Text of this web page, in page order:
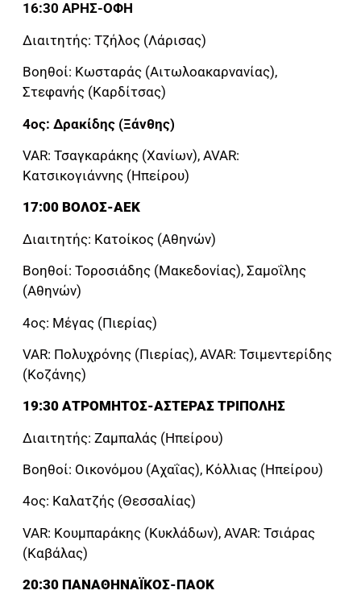
16:30 ΑΡΗΣ-ΟΦΗ
Διαιτητής: Τζήλος (Λάρισας)
Βοηθοί: Κωσταράς (Αιτωλοακαρνανίας),
Στεφανής (Καρδίτσας)
4ος: Δρακίδης (Ξάνθης)
VAR: Τσαγκαράκης (Χανίων), AVAR:
Κατσικογιάννης (Ηπείρου)
17:00 ΒΟΛΟΣ-ΑΕΚ
Διαιτητής: Κατοίκος (Αθηνών)
Βοηθοί: Τοροσιάδης (Μακεδονίας), Σαμοΐλης
(Αθηνών)
4ος: Μέγας (Πιερίας)
VAR: Πολυχρόνης (Πιερίας), AVAR: Τσιμεντερίδης
(Κοζάνης)
19:30 ΑΤΡΟΜΗΤΟΣ-ΑΣΤΕΡΑΣ ΤΡΙΠΟΛΗΣ
Διαιτητής: Ζαμπαλάς (Ηπείρου)
Βοηθοί: Οικονόμου (Αχαΐας), Κόλλιας (Ηπείρου)
4ος: Καλατζής (Θεσσαλίας)
VAR: Κουμπαράκης (Κυκλάδων), AVAR: Τσιάρας
(Καβάλας)
20:30 ΠΑΝΑΘΗΝΑΪΚΟΣ-ΠΑΟΚ